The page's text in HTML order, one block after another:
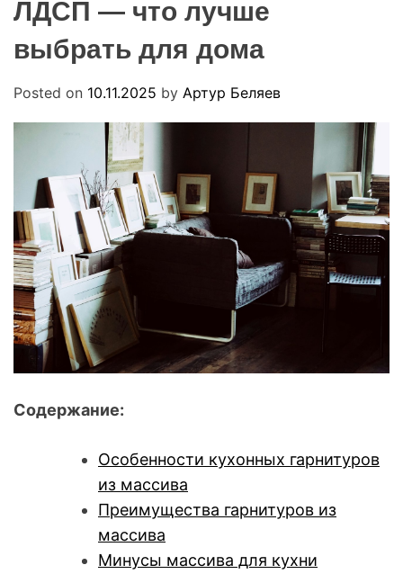
u
ЛДСП — что лучше
выбрать для дома
Posted on 10.11.2025 by Артур Беляев
Содержание:
Особенности кухонных гарнитуров
из массива
Преимущества гарнитуров из
массива
Минусы массива для кухни